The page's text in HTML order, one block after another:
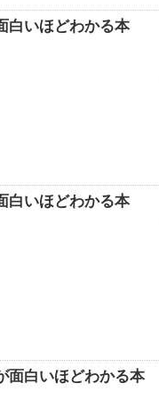
いほどわかる本
いほどわかる本
白いほどわかる本